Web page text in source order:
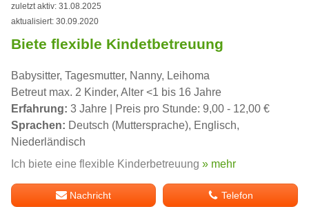
zuletzt aktiv: 31.08.2025
aktualisiert: 30.09.2020
Biete flexible Kindetbetreuung
Babysitter, Tagesmutter, Nanny, Leihoma
Betreut max. 2 Kinder, Alter <1 bis 16 Jahre
Erfahrung: 3 Jahre | Preis pro Stunde: 9,00 - 12,00 €
Sprachen: Deutsch (Muttersprache), Englisch,
Niederländisch
Ich biete eine flexible Kinderbetreuung » mehr
Nachricht Telefon